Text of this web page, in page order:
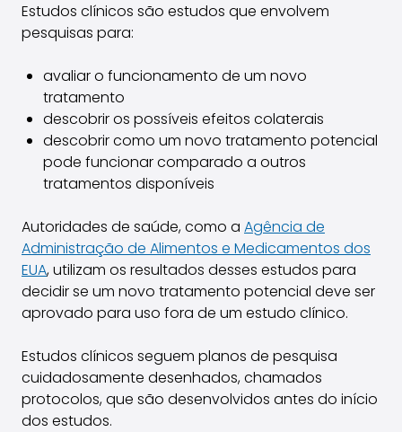
Estudos clínicos são estudos que envolvem
pesquisas para:
avaliar o funcionamento de um novo
tratamento
descobrir os possíveis efeitos colaterais
descobrir como um novo tratamento potencial
pode funcionar comparado a outros
tratamentos disponíveis
Autoridades de saúde, como a Agência de
Administração de Alimentos e Medicamentos dos
EUA, utilizam os resultados desses estudos para
decidir se um novo tratamento potencial deve ser
aprovado para uso fora de um estudo clínico.
Estudos clínicos seguem planos de pesquisa
cuidadosamente desenhados, chamados
protocolos, que são desenvolvidos antes do início
dos estudos.